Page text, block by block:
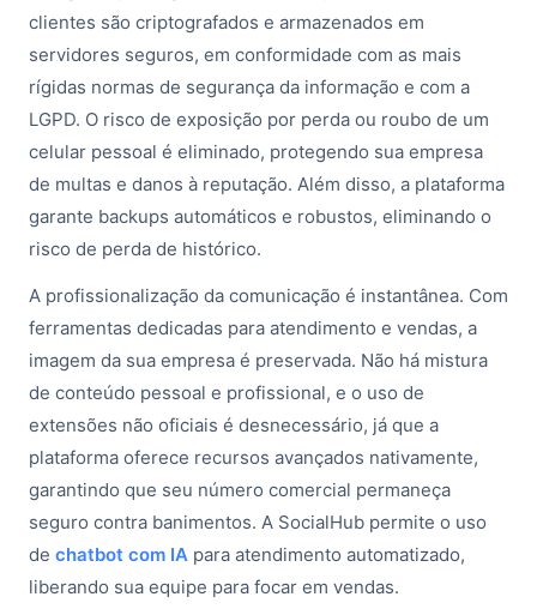
clientes são criptografados e armazenados em
servidores seguros, em conformidade com as mais
rígidas normas de segurança da informação e com a
LGPD. O risco de exposição por perda ou roubo de um
celular pessoal é eliminado, protegendo sua empresa
de multas e danos à reputação. Além disso, a plataforma
garante backups automáticos e robustos, eliminando o
risco de perda de histórico.
A profissionalização da comunicação é instantânea. Com
ferramentas dedicadas para atendimento e vendas, a
imagem da sua empresa é preservada. Não há mistura
de conteúdo pessoal e profissional, e o uso de
extensões não oficiais é desnecessário, já que a
plataforma oferece recursos avançados nativamente,
garantindo que seu número comercial permaneça
seguro contra banimentos. A SocialHub permite o uso
de chatbot com IA para atendimento automatizado,
liberando sua equipe para focar em vendas.